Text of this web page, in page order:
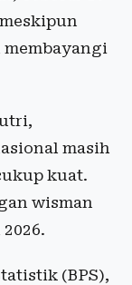
masih
kuat.
wisman
(BPS),